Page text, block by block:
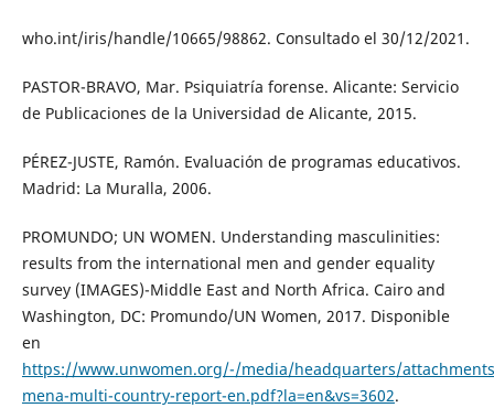
who.int/iris/handle/10665/98862. Consultado el 30/12/2021.
PASTOR-BRAVO, Mar. Psiquiatría forense. Alicante: Servicio
de Publicaciones de la Universidad de Alicante, 2015.
PÉREZ-JUSTE, Ramón. Evaluación de programas educativos.
Madrid: La Muralla, 2006.
PROMUNDO; UN WOMEN. Understanding masculinities:
results from the international men and gender equality
survey (IMAGES)-Middle East and North Africa. Cairo and
Washington, DC: Promundo/UN Women, 2017. Disponible
en
https://www.unwomen.org/-/media/headquarters/
mena-multi-country-report-en.pdf?la=en&vs=3602.